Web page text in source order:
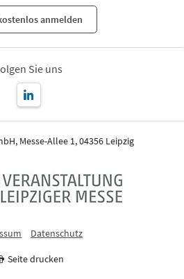
anmelden
Sie uns
Messe-Allee 1, 04356 Leipzig
Datenschutz
Seite drucken